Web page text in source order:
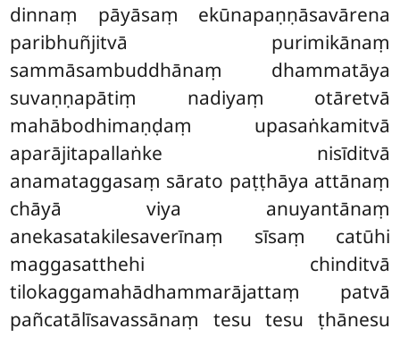
dinnaṃ pāyāsaṃ ekūnapaṇṇāsavārena
paribhuñjitvā purimikānaṃ
sammāsambuddhānaṃ dhammatāya
suvaṇṇapātiṃ nadiyaṃ otāretvā
mahābodhimaṇḍaṃ upasaṅkamitvā
aparājitapallaṅke nisīditvā
anamataggasaṃ sārato paṭṭhāya attānaṃ
chāyā viya anuyantānaṃ
anekasatakilesaverīnaṃ sīsaṃ catūhi
maggasatthehi chinditvā
tilokaggamahādhammarājattaṃ patvā
pañcatālīsavassānaṃ tesu tesu ṭhānesu